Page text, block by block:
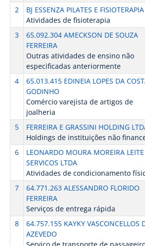
2
BJ ESSENZA PILATES E FISIOTERAPIA
Atividades de fisioterapia
3
65.092.304 AMECKSON DE SOUZA
FERREIRA
Outras atividades de ensino não
especificadas anteriormente
4
65.013.415 EDINEIA LOPES DA
GODINHO
Comércio varejista de artigos de
joalheria
5
FERREIRA E GRASSINI HOLDING
Holdings de instituições não
6
LEONARDO MOURA MOREIRA LEITE
SERVICOS LTDA
Atividades de condicionamento
7
64.771.263 ALESSANDRO FLORIDO
FERREIRA
Serviços de entrega rápida
8
64.757.155 KAYKY VASCONCELLOS
AZEVEDO